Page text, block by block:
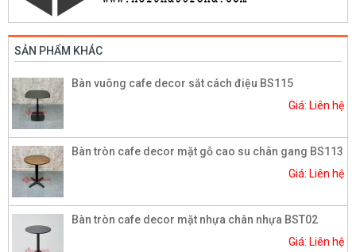
SẢN PHẨM KHÁC
Bàn vuông cafe decor sắt cách điệu BS115
Giá: Liên hệ
Bàn tròn cafe decor mặt gỗ cao su chân gang BS113
Giá: Liên hệ
Bàn tròn cafe decor mặt nhựa chân nhựa BST02
Giá: Liên hệ